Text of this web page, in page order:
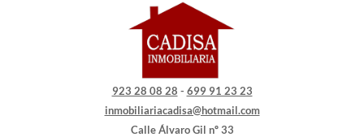
923 28 08 28 - 699 91 23 23
inmobiliariacadisa@hotmail.com
Calle Álvaro Gil nº 33